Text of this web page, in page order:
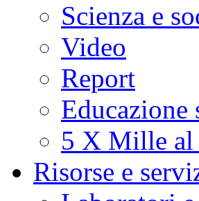
Scienza e
Video
Report
Educazione
5 X Mille al
Risorse e